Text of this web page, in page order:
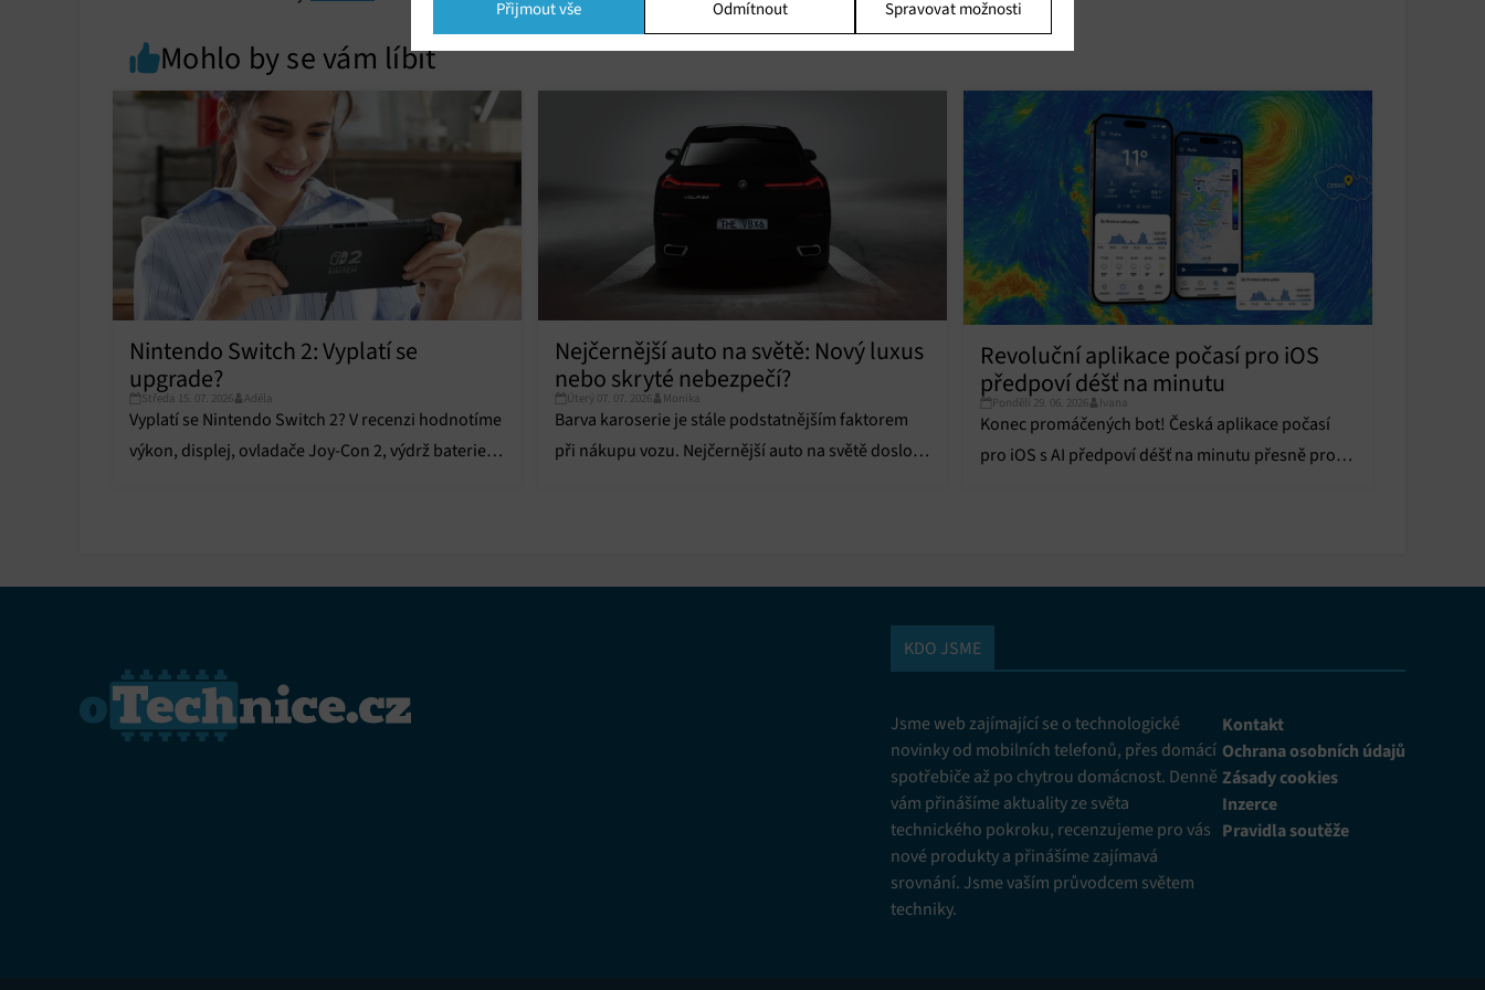
Marketing
reklam, Vytváření profilů pro personalizovanou reklamu, Používání profilů k výběru
personalizované reklamy, Vytváření profilů pro personalizovaný obsah, Používání
profilů pro výběr personalizovaného obsahu, Použití omezených údajů k výběru
obsahu.
Funkce
Přiřazování a kombinování údajů z jiných zdrojů údajů, Propojení různých
zařízení, Identifikace zařízení na základě automaticky přenášených informací.
Zajištění bezpečnosti, předcházení a zjišťování podvodů a odstraňování chyb,
ochrany osobních údajů.
Přijmout vše Odmítnout Spravovat možnosti
Mohlo by se vám líbit
Nintendo Switch 2: Vyplatí se
upgrade?
Středa 15. 07. 2026 Adéla
Vyplatí se Nintendo Switch 2? V recenzi hodnotíme
výkon, displej, ovladače Joy-Con 2, výdrž baterie,
Nejčernější auto na světě: Nový luxus
nebo skryté nebezpečí?
Úterý 07. 07. 2026 Monika
Barva karoserie je stále podstatnějším faktorem
při nákupu vozu. Nejčernější auto na světě doslova
Revoluční aplikace počasí pro iOS
předpoví déšť na minutu
Pondělí 29. 06. 2026 Ivana
Konec promáčených bot! Česká aplikace počasí
pro iOS s AI předpoví déšť na minutu přesně pro
KDO JSME
Jsme web zajímající se o technologické
novinky od mobilních telefonů, přes domácí
spotřebiče až po chytrou domácnost. Denně
vám přinášíme aktuality ze světa
technického pokroku, recenzujeme pro vás
nové produkty a přinášíme zajímavá
srovnání. Jsme vaším průvodcem světem
techniky.
Kontakt
Ochrana osobních údajů
Zásady cookies
Inzerce
Pravidla soutěže